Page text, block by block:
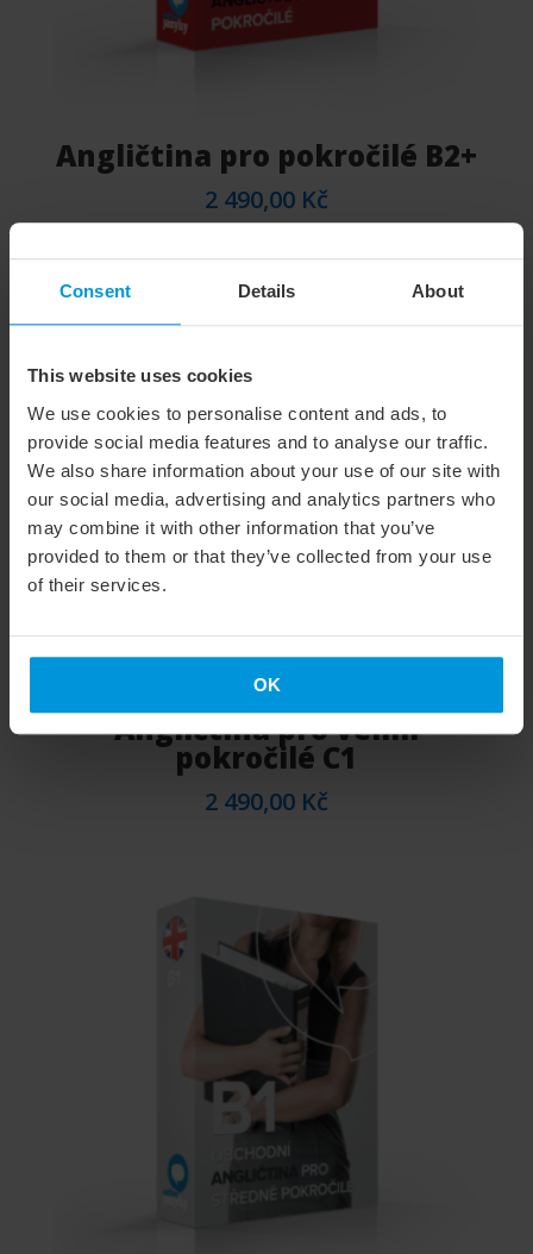
Consent Details About
This website uses cookies
We use cookies to personalise content and ads, to
provide social media features and to analyse our traffic.
We also share information about your use of our site with
our social media, advertising and analytics partners who
may combine it with other information that you’ve
provided to them or that they’ve collected from your use
of their services.
OK
Angličtina pro pokročilé B2+
2 490,00 Kč
Angličtina pro velmi
pokročilé C1
2 490,00 Kč